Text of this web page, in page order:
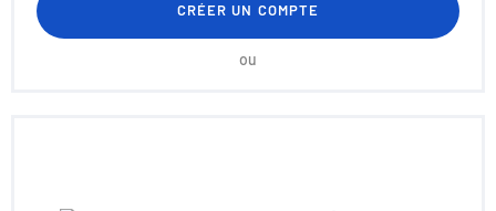
CRÉER UN COMPTE
ou